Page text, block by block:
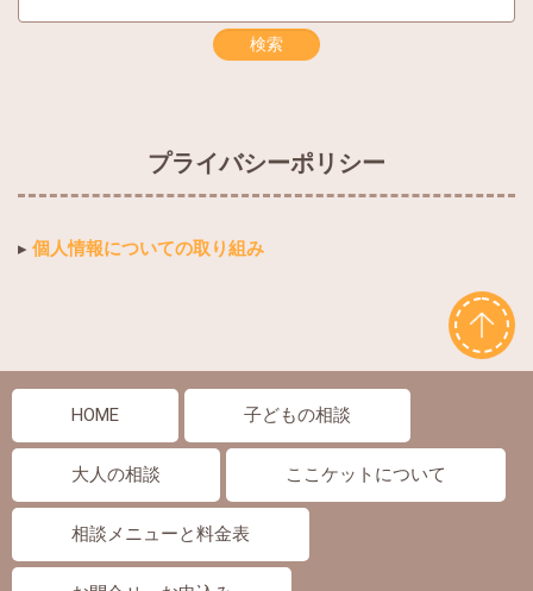
プライバシーポリシー
▸ 個人情報についての取り組み
HOME 子どもの相談
大人の相談 ここケットについて
相談メニューと料金表